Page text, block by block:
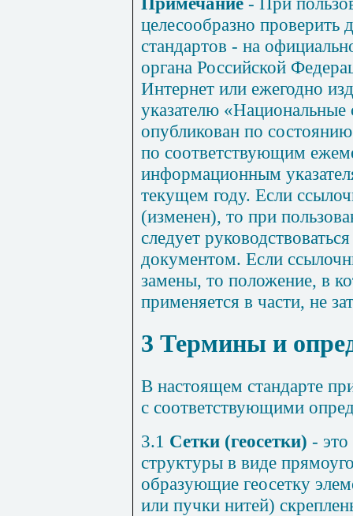
целесообразно проверить
стандартов - на
органа Российской
Интернет или ежегодно
указателю
опубликован по
по соответствующим
информационным
текущем году. Если
(изменен), то при
следует
документом. Если
замены, то положение, в
применяется в части, не
3 Термины и
В настоящем стандарте
с соответствующими
3.1 Сетки (геосетки) - это
структуры в виде
образующие геосетку
или пучки нитей)